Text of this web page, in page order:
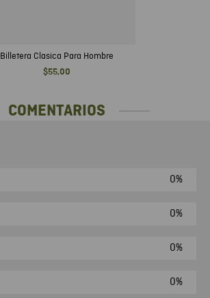
Billetera Clasica Para Hombre
$55,00
COMENTARIOS
0%
0%
0%
0%